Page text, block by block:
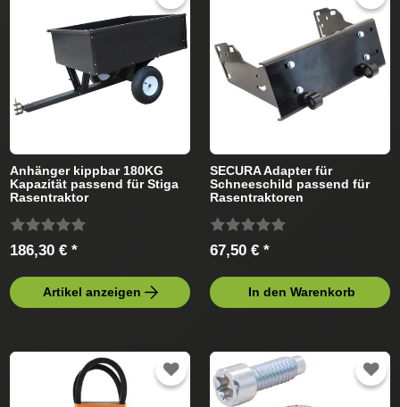
Anhänger kippbar 180KG
Kapazität passend für Stiga
Rasentraktor
186,30 € *
Artikel anzeigen
SECURA Adapter für
Schneeschild passend für
Rasentraktoren
67,50 € *
In den Warenkorb